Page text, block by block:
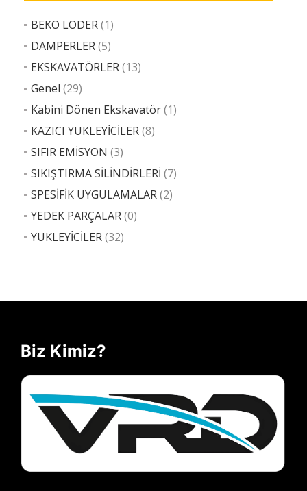
BEKO LODER(1)
DAMPERLER(5)
EKSKAVATÖRLER(13)
Genel (29)
Kabini Dönen Ekskavatör(1)
KAZICI YÜKLEYİCİLER(8)
SIFIR EMİSYON (3)
SIKIŞTIRMA SİLİNDİRLERİ (7)
SPESİFİK UYGULAMALAR(2)
YEDEK PARÇALAR(0)
YÜKLEYİCİLER(32)
Biz Kimiz?